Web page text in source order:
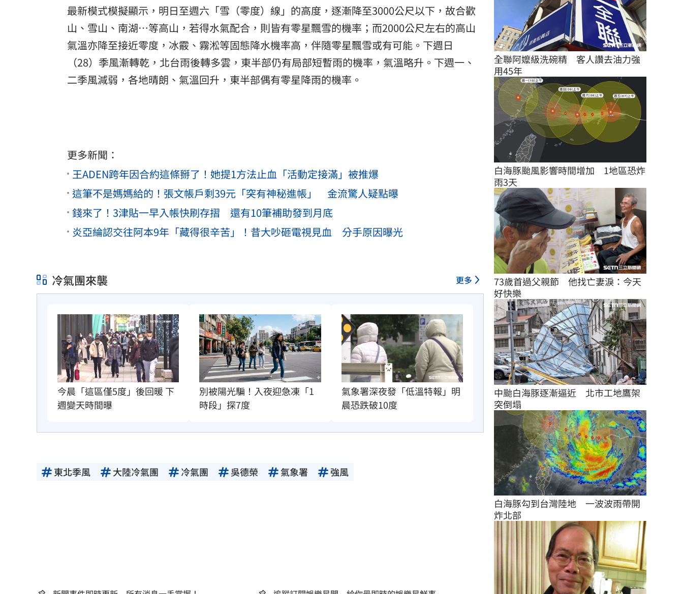
最新模式模擬顯示，明日至週六「雪（零度）線」的高度，逐漸降至3000公尺以下，故合歡
山、雪山、南湖⋯等高山，若得水氣配合，則皆有零星飄雪的機率；而2000公尺左右的高山
氣溫亦降至接近零度，冰霰、霧淞等固態降水機率高，伴隨零星飄雪或有可能。下週日
（28）季風漸轉乾，北台雨後轉多雲，東半部仍有局部短暫雨的機率，氣溫略升。下週一、
二季風減弱，各地晴朗、氣溫回升，東半部偶有零星降雨的機率。
更多新聞：
王ADEN跨年因合約這條掰了！她提1方法止血「活動定接滿」被推爆
這筆不是媽媽給的！張文帳戶剩39元「突有神秘進帳」 金流驚人疑點曝
錢來了！3津貼一早入帳快刷存摺 還有10筆補助發到月底
炎亞綸認交往阿本9年「藏得很辛苦」！昔大吵砸電視見血 分手原因曝光
冷氣團來襲 更多
今晨「這區僅5度」後回暖 下
週變天時間曝
別被陽光騙！入夜迎急凍「1
時段」探7度
氣象署深夜發「低溫特報」明
晨恐跌破10度
東北季風 大陸冷氣團 冷氣團 吳德榮 氣象署 強風
全聯阿嬤級洗碗精　客人讚去油力強
用45年
白海豚颱風影響時間增加　1地區恐炸
雨3天
73歲首過父親節　他找亡妻淚：今天
好快樂
中颱白海豚逐漸逼近　北市工地鷹架
突倒塌
白海豚勾到台灣陸地　一波波雨帶開
炸北部